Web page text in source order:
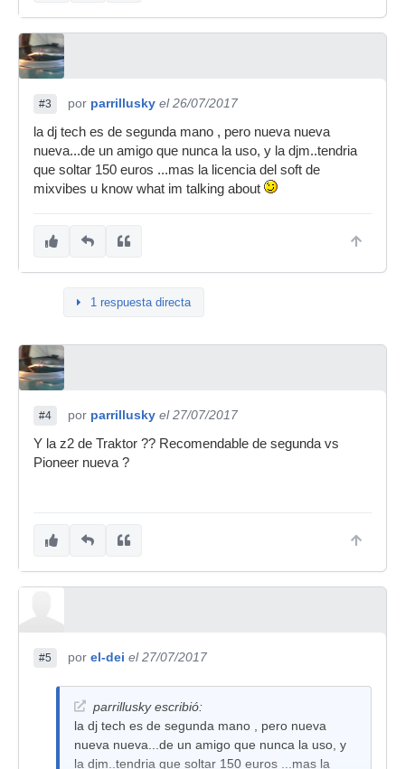
#3 por parrillusky el 26/07/2017
la dj tech es de segunda mano , pero nueva nueva
nueva...de un amigo que nunca la uso, y la djm..tendria
que soltar 150 euros ...mas la licencia del soft de
mixvibes u know what im talking about
1 respuesta directa
#4 por parrillusky el 27/07/2017
Y la z2 de Traktor ?? Recomendable de segunda vs
Pioneer nueva ?
#5 por el-dei el 27/07/2017
parrillusky escribió:
la dj tech es de segunda mano , pero nueva
nueva nueva...de un amigo que nunca la uso, y
la djm..tendria que soltar 150 euros ...mas la